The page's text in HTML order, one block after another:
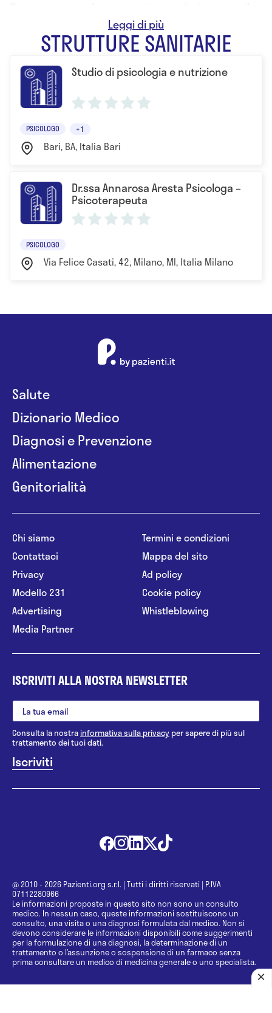
Centro di Psicologia Clinica di Pescara
- Master biennale in "Trattamento integrato dei
disturbi dell'alimentazione e dell'immagine
corporea" presso l'Università di Bologna e
Fondazione Seràgnoli
- Corso specialistico sulla "Cognitive Remediation
Therapy per l'anoressia nervosa" presso il King's
college di Londra
STRUTTURE SANITARIE
Studio di psicologia e nutrizione
PSICOLOGO +1
Bari, BA, Italia Bari
Dr.ssa Annarosa Aresta Psicologa –
Psicoterapeuta
PSICOLOGO
Via Felice Casati, 42, Milano, MI, Italia Milano
Salute
Dizionario Medico
Diagnosi e Prevenzione
Alimentazione
Genitorialità
Chi siamo
Contattaci
Privacy
Modello 231
Advertising
Media Partner
Termini e condizioni
Mappa del sito
Ad policy
Cookie policy
Whistleblowing
ISCRIVITI ALLA NOSTRA NEWSLETTER
Consulta la nostrainformativa sulla privacy per sapere di più sul
trattamento dei tuoi dati.
@ 2010 - 2026 Pazienti.org s.r.l. | Tutti i diritti riservati | P.IVA
07112280966
Le informazioni proposte in questo sito non sono un consulto
medico. In nessun caso, queste informazioni sostituiscono un
consulto, una visita o una diagnosi formulata dal medico. Non si
devono considerare le informazioni disponibili come suggerimenti
per la formulazione di una diagnosi, la determinazione di un
trattamento o l’assunzione o sospensione di un farmaco senza
prima consultare un medico di medicina generale o uno specialista.